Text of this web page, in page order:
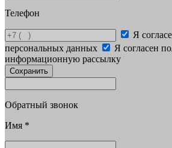
Телефон
Я
персональных данных
Я согласен
информационную рассылку
Сохранить
Обратный звонок
Имя *